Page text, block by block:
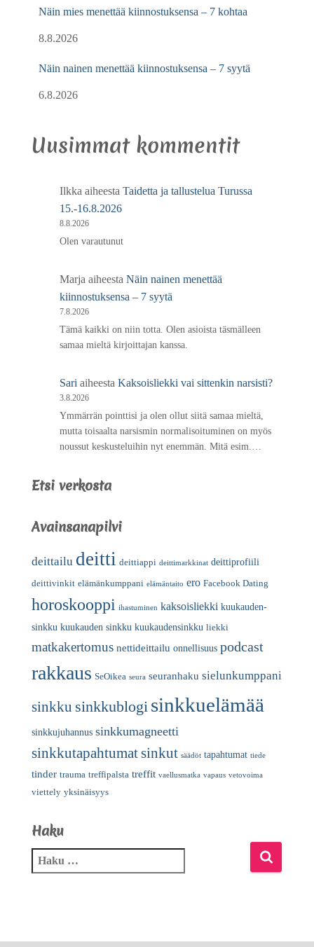
Näin mies menettää kiinnostuksensa – 7 kohtaa
8.8.2026
Näin nainen menettää kiinnostuksensa – 7 syytä
6.8.2026
Uusimmat kommentit
Ilkka aiheesta Taidetta ja tallustelua Turussa
15.-16.8.2026
8.8.2026
Olen varautunut
Marja aiheesta Näin nainen menettää
kiinnostuksensa – 7 syytä
7.8.2026
Tämä kaikki on niin totta. Olen asioista täsmälleen
samaa mieltä kirjoittajan kanssa.
Sari aiheesta Kaksoisliekki vai sittenkin narsisti?
3.8.2026
Ymmärrän pointtisi ja olen ollut siitä samaa mieltä,
mutta toisaalta narsismin normalisoituminen on myös
noussut keskusteluihin nyt enemmän. Mitä esim.…
Etsi verkosta
Avainsanapilvi
deittailu deitti deittiappi deittimarkkinat deittiprofiili
deittivinkit elämänkumppani elämäntaito ero Facebook Dating
horoskooppi ihastuminen kaksoisliekki kuukauden-
sinkku kuukauden sinkku kuukaudensinkku liekki
matkakertomus nettideittailu onnellisuus podcast
rakkaus SeOikea seura seuranhaku sielunkumppani
sinkku sinkkublogi sinkkuelämää
sinkkujuhannus sinkkumagneetti
sinkkutapahtumatsinkut säädöt tapahtumat tiede
tinder trauma treffipalsta treffit vaellusmatka vapaus vetovoima
viettely yksinäisyys
Haku